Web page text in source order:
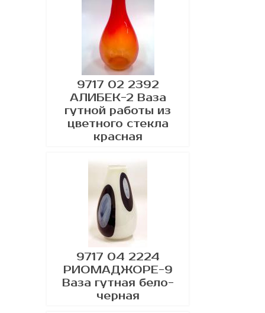
9717 02 2392
АЛИБЕК-2 Ваза
гутной работы из
цветного стекла
красная
9717 04 2224
РИОМАДЖОРЕ-9
Ваза гутная бело-
черная